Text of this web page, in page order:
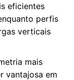
eficientes
perfis
verticais
mais
vantajosa em